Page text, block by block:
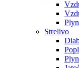
Strelivo